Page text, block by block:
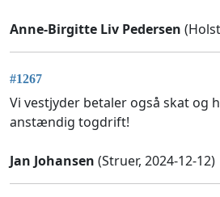
Anne-Birgitte Liv Pedersen
#1267
Vi vestjyder betaler også skat og
anstændig togdrift!
Jan Johansen (Struer, 2024-12-12)